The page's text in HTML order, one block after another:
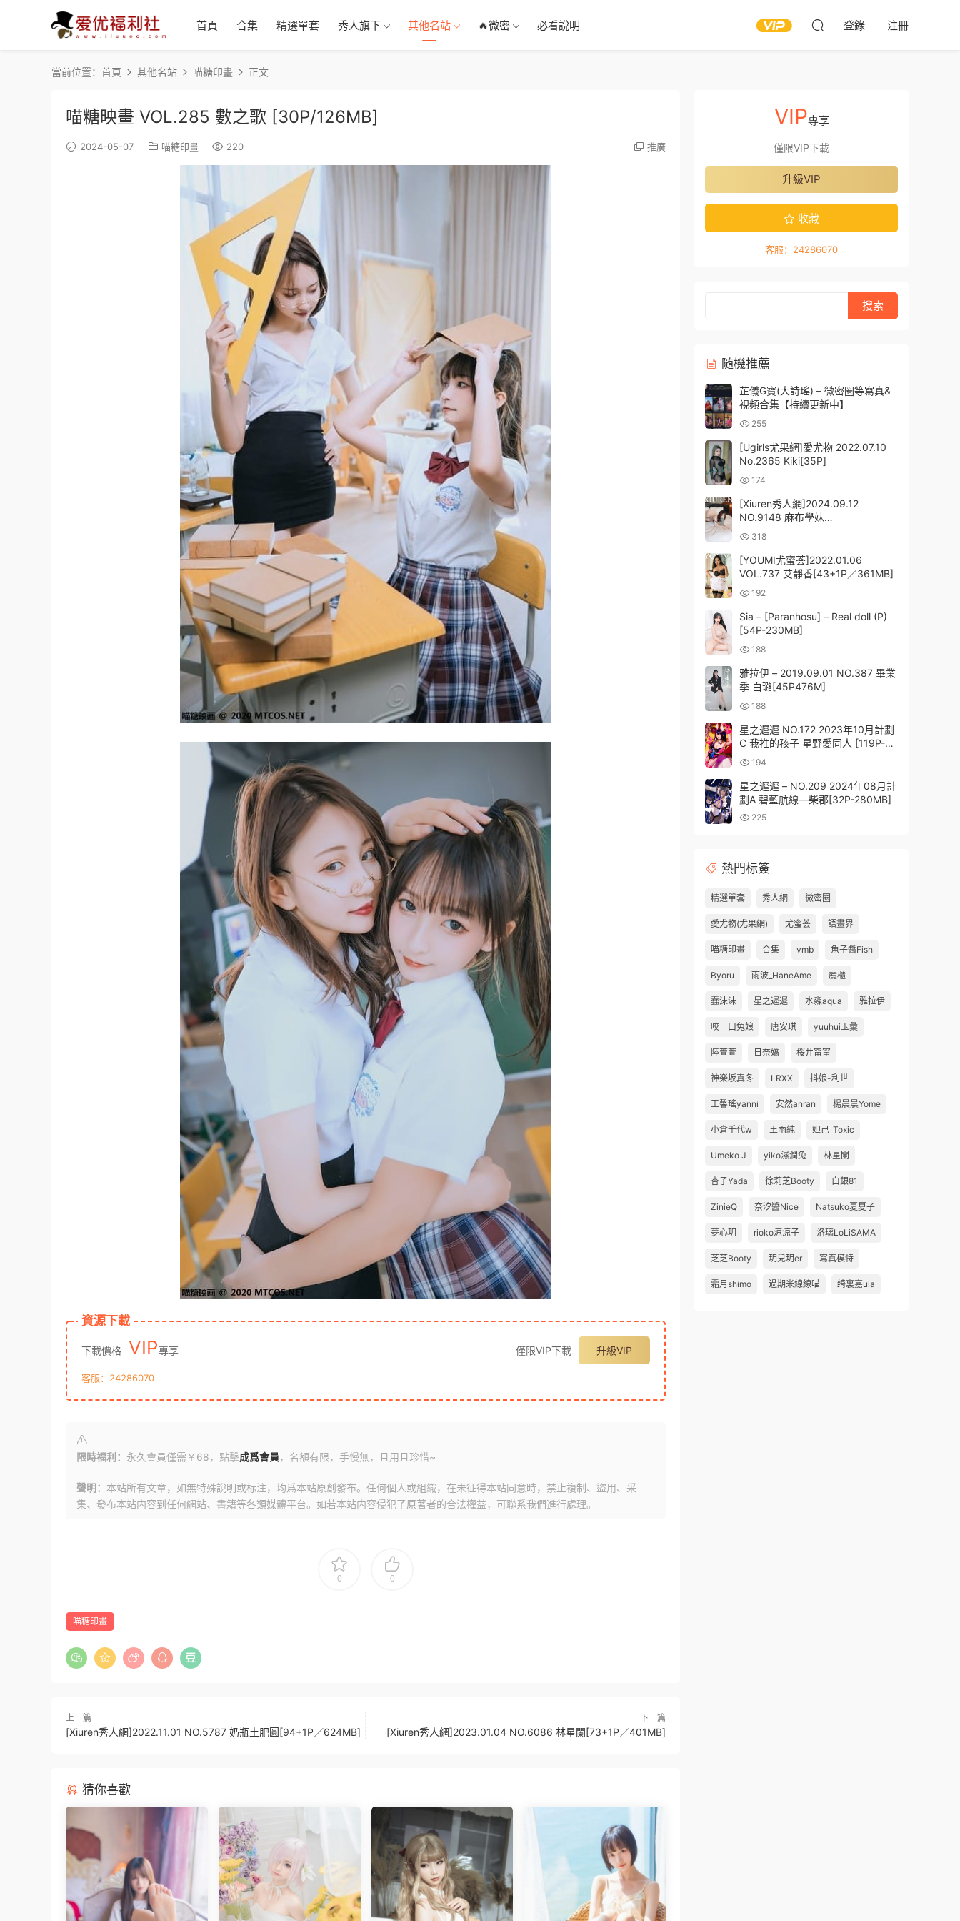
首頁 合集 精選單套 秀人旗下 其他名站 🔥微密 必看說明 登錄 注冊
當前位置： 首頁 其他名站 喵糖印畫 正文
喵糖映畫 VOL.285 數之歌 [30P/126MB]
2024-05-07 喵糖印畫 220 推廣
資源下載
下載價格 VIP專享 僅限VIP下載 升級VIP
客服：24286070
限時福利： 永久會員僅需￥68，點擊成爲會員，名額有限，手慢無，且用且珍惜~
聲明： 本站所有文章，如無特殊說明或标注，均爲本站原創發布。任何個人或組織，在未征得本站同意時，禁止複制、盜用、采
集、發布本站内容到任何網站、書籍等各類媒體平台。如若本站内容侵犯了原著者的合法權益，可聯系我們進行處理。
0 0
喵糖印畫
上一篇
[Xiuren秀人網]2022.11.01 NO.5787 奶瓶土肥圓[94+1P／624MB]
下一篇
[Xiuren秀人網]2023.01.04 NO.6086 林星闌[73+1P／401MB]
猜你喜歡
VIP專享
僅限VIP下載
升級VIP
收藏
客服：24286070
随機推薦
芷儀G寶(大詩瑤) – 微密圈等寫真&
視頻合集【持續更新中】
255
[Ugirls尤果網]愛尤物 2022.07.10
No.2365 Kiki[35P]
174
[Xiuren秀人網]2024.09.12
NO.9148 麻布學妹
[86+1P/775MB]
318
[YOUMI尤蜜荟]2022.01.06
VOL.737 艾靜香[43+1P／361MB]
192
Sia – [Paranhosu] – Real doll (P)
[54P-230MB]
188
雅拉伊 – 2019.09.01 NO.387 畢業
季 白璐[45P476M]
188
星之遲遲 NO.172 2023年10月計劃
C 我推的孩子 星野愛同人 [119P-
0.96G]
194
星之遲遲 – NO.209 2024年08月計
劃A 碧藍航線—柴郡[32P-280MB]
225
熱門标簽
精選單套 秀人網 微密圈
愛尤物(尤果網) 尤蜜荟 語畫界
喵糖印畫 合集 vmb 魚子醬Fish
Byoru 雨波_HaneAme 麗櫃
蠢沫沫 星之遲遲 水淼aqua 雅拉伊
咬一口兔娘 唐安琪 yuuhui玉彙
陸萱萱 日奈嬌 桜井甯甯
神楽坂真冬 LRXX 抖娘-利世
王馨瑤yanni 安然anran 楊晨晨Yome
小倉千代w 王雨純 妲己_Toxic
Umeko J yiko濕潤兔 林星闌
杏子Yada 徐莉芝Booty 白銀81
ZinieQ 奈汐醬Nice Natsuko夏夏子
夢心玥 rioko涼涼子 洛璃LoLiSAMA
芝芝Booty 玥兒玥er 寫真模特
霜月shimo 過期米線線喵 绮裏嘉ula